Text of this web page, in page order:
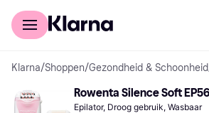
Voor shoppers
Klarna/Shoppen/Gezondheid & Schoonheid
Rowenta Silence Soft
Epilator, Droog gebruik, Wasbaar